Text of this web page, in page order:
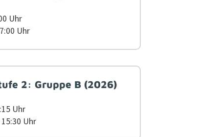
Uhr
Uhr
2: Gruppe B (2026)
Uhr
Uhr